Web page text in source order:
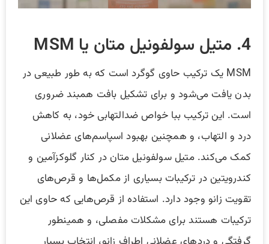
4. متیل‌ سولفونیل‌ متان یا MSM
MSM یک ترکیب حاوی گوگرد است که به طور طبیعی در
بدن یافت می‌شود و برای تشکیل بافت همبند ضروری
است. این ترکیب ببا خواص ضدالتهابی خود، به کاهش
درد و التهاب، و همچنین بهبود اسپاسم‌های عضلانی
کمک می‌کند. متیل‌ سولفونیل‌ متان در کنار گلوکزآمین و
کندرویتین در ترکیبات بسیاری از مکمل‌ها و قرص‌های
تقویت زانو وجود دارد. استفاده از قرص‌هایی که حاوی این
ترکیبات هستند برای مشکلات مفصلی، و همینطور